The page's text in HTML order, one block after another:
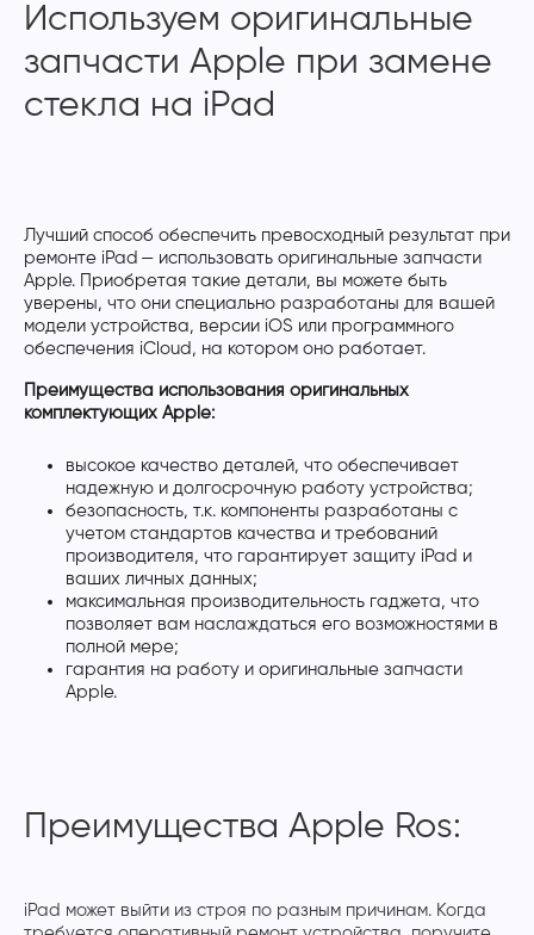
Используем оригинальные
запчасти Apple при замене
стекла на iPad
Лучший способ обеспечить превосходный результат при
ремонте iPad — использовать оригинальные запчасти
Apple. Приобретая такие детали, вы можете быть
уверены, что они специально разработаны для вашей
модели устройства, версии iOS или программного
обеспечения iCloud, на котором оно работает.
Преимущества использования оригинальных
комплектующих Apple:
высокое качество деталей, что обеспечивает
надежную и долгосрочную работу устройства;
безопасность, т.к. компоненты разработаны с
учетом стандартов качества и требований
производителя, что гарантирует защиту iPad и
ваших личных данных;
максимальная производительность гаджета, что
позволяет вам наслаждаться его возможностями в
полной мере;
гарантия на работу и оригинальные запчасти
Apple.
Преимущества Apple Ros:
iPad может выйти из строя по разным причинам. Когда